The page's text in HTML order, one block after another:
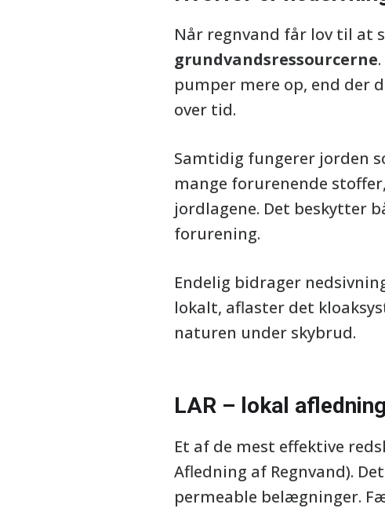
Når regnvand får lov til at
grundvandsressourcerne
pumper mere op, end der
over tid.
Samtidig fungerer jorden
mange forurenende
jordlagene. Det beskytter
forurening.
Endelig bidrager
lokalt, aflaster det
naturen under skybrud.
LAR – lokal
Et af de mest effektive
Afledning af Regnvand).
permeable belægninger.